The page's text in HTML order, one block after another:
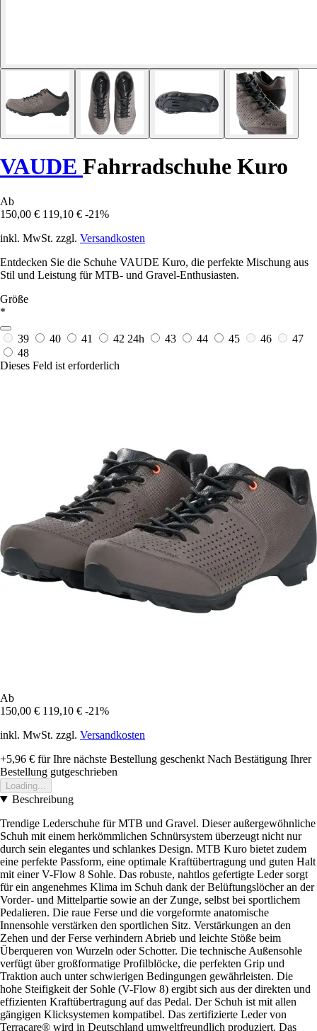
VAUDE Fahrradschuhe Kuro
Ab
150,00 € 119,10 € -21%
inkl. MwSt. zzgl. Versandkosten
Entdecken Sie die Schuhe VAUDE Kuro, die perfekte Mischung aus
Stil und Leistung für MTB- und Gravel-Enthusiasten.
Größe
*
39 40 41 42 24h 43 44 45 46
47
48
Dieses Feld ist erforderlich
Ab
150,00 € 119,10 € -21%
inkl. MwSt. zzgl. Versandkosten
+5,96 € für Ihre nächste Bestellung geschenkt Nach Bestätigung Ihrer
Bestellung gutgeschrieben
Loading...
Beschreibung
Trendige Lederschuhe für MTB und Gravel. Dieser außergewöhnliche
Schuh mit einem herkömmlichen Schnürsystem überzeugt nicht nur
durch sein elegantes und schlankes Design. MTB Kuro bietet zudem
eine perfekte Passform, eine optimale Kraftübertragung und guten Halt
mit einer V-Flow 8 Sohle. Das robuste, nahtlos gefertigte Leder sorgt
für ein angenehmes Klima im Schuh dank der Belüftungslöcher an der
Vorder- und Mittelpartie sowie an der Zunge, selbst bei sportlichem
Pedalieren. Die raue Ferse und die vorgeformte anatomische
Innensohle verstärken den sportlichen Sitz. Verstärkungen an den
Zehen und der Ferse verhindern Abrieb und leichte Stöße beim
Überqueren von Wurzeln oder Schotter. Die technische Außensohle
verfügt über großformatige Profilblöcke, die perfekten Grip und
Traktion auch unter schwierigen Bedingungen gewährleisten. Die
hohe Steifigkeit der Sohle (V-Flow 8) ergibt sich aus der direkten und
effizienten Kraftübertragung auf das Pedal. Der Schuh ist mit allen
gängigen Klicksystemen kompatibel. Das zertifizierte Leder von
Terracare® wird in Deutschland umweltfreundlich produziert. Das